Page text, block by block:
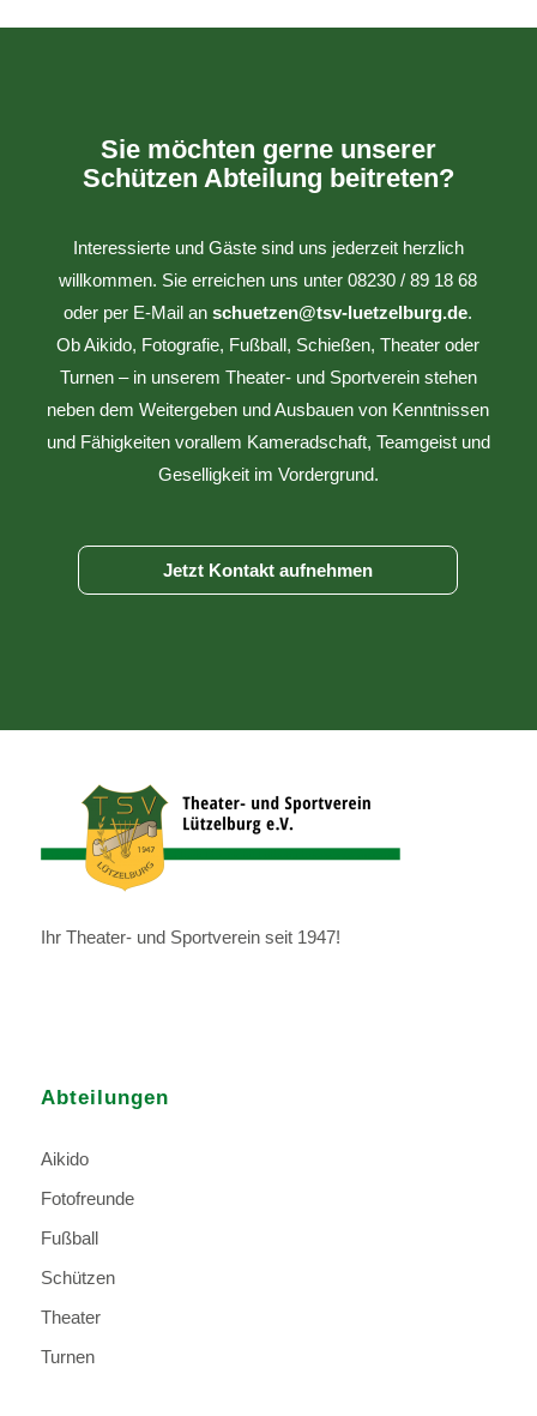
Sie möchten gerne unserer
Schützen Abteilung beitreten?
Interessierte und Gäste sind uns jederzeit herzlich
willkommen. Sie erreichen uns unter 08230 / 89 18 68
oder per E-Mail anschuetzen@tsv-luetzelburg.de.
Ob Aikido, Fotografie, Fußball, Schießen, Theater oder
Turnen – in unserem Theater- und Sportverein stehen
neben dem Weitergeben und Ausbauen von Kenntnissen
und Fähigkeiten vorallem Kameradschaft, Teamgeist und
Geselligkeit im Vordergrund.
Jetzt Kontakt aufnehmen
Ihr Theater- und Sportverein seit 1947!
Abteilungen
Aikido
Fotofreunde
Fußball
Schützen
Theater
Turnen